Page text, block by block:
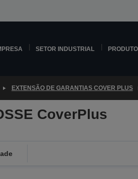
SETOR INDUSTRIAL
EXTENSÃO DE GARANTIAS COVER PLUS
CoverPlus